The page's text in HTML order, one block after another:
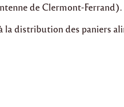
de Clermont-Ferrand).
la distribution des paniers